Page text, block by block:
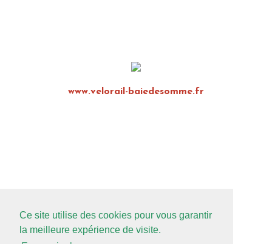
Ce site utilise des cookies pour vous garantir
la meilleure expérience de visite.
www.velorail-baiedesomme.fr